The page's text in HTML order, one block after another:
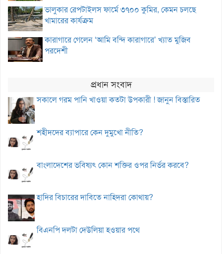
ভালুকার রেপটাইলস ফার্মে ৩৭০০ কুমির, কেমন চলছে
খামারের কার্যক্রম
কারাগারে গেলেন ‘আমি বন্দি কারাগারে’ খ্যাত মুজিব
পরদেশী
প্রধান সংবাদ
সকালে গরম পানি খাওয়া কতটা উপকারী ! জানুন বিস্তারিত
শহীদদের ব্যাপারে কেন দুমুখো নীতি?
বাংলাদেশের ভবিষ্যৎ কোন শক্তির ওপর নির্ভর করবে?
হাদির বিচারের দাবিতে নাহিদরা কোথায়?
বিএনপি দলটা দেউলিয়া হওয়ার পথে